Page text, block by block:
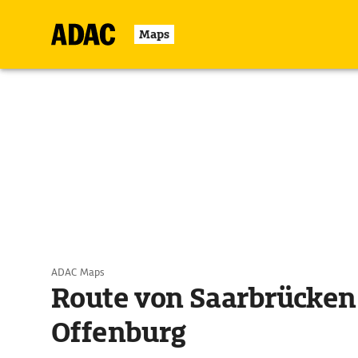
Maps
ADAC Maps
Route von
Offenburg